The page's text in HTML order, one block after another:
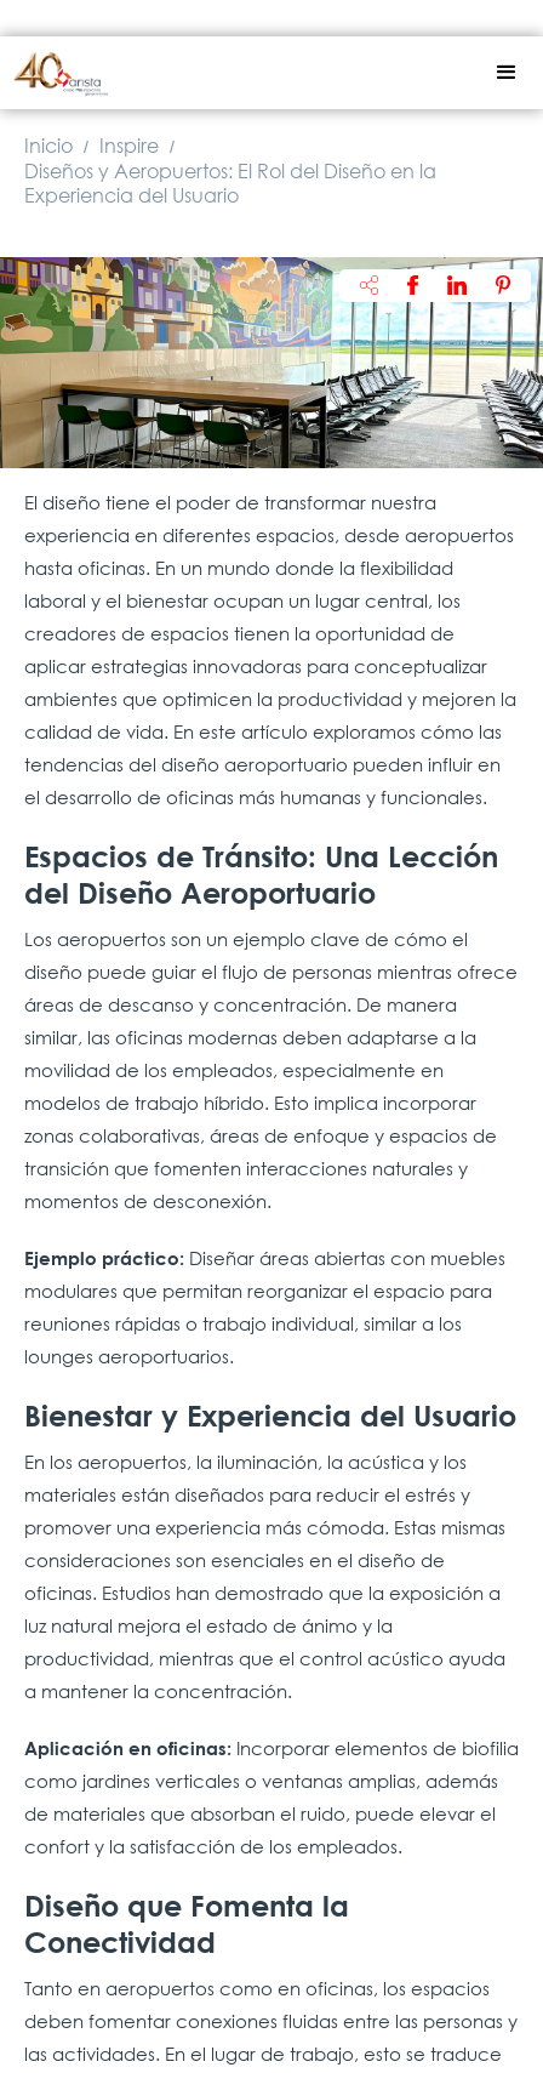
Inicio / Inspire /
Diseños y Aeropuertos: El Rol del Diseño en la
Experiencia del Usuario
El diseño tiene el poder de transformar nuestra
experiencia en diferentes espacios, desde aeropuertos
hasta oficinas. En un mundo donde la flexibilidad
laboral y el bienestar ocupan un lugar central, los
creadores de espacios tienen la oportunidad de
aplicar estrategias innovadoras para conceptualizar
ambientes que optimicen la productividad y mejoren la
calidad de vida. En este artículo exploramos cómo las
tendencias del diseño aeroportuario pueden influir en
el desarrollo de oficinas más humanas y funcionales.
Espacios de Tránsito: Una Lección
del Diseño Aeroportuario
Los aeropuertos son un ejemplo clave de cómo el
diseño puede guiar el flujo de personas mientras ofrece
áreas de descanso y concentración. De manera
similar, las oficinas modernas deben adaptarse a la
movilidad de los empleados, especialmente en
modelos de trabajo híbrido. Esto implica incorporar
zonas colaborativas, áreas de enfoque y espacios de
transición que fomenten interacciones naturales y
momentos de desconexión.
Ejemplo práctico: Diseñar áreas abiertas con muebles
modulares que permitan reorganizar el espacio para
reuniones rápidas o trabajo individual, similar a los
lounges aeroportuarios.
Bienestar y Experiencia del Usuario
En los aeropuertos, la iluminación, la acústica y los
materiales están diseñados para reducir el estrés y
promover una experiencia más cómoda. Estas mismas
consideraciones son esenciales en el diseño de
oficinas. Estudios han demostrado que la exposición a
luz natural mejora el estado de ánimo y la
productividad, mientras que el control acústico ayuda
a mantener la concentración.
Aplicación en oficinas: Incorporar elementos de biofilia
como jardines verticales o ventanas amplias, además
de materiales que absorban el ruido, puede elevar el
confort y la satisfacción de los empleados.
Diseño que Fomenta la
Conectividad
Tanto en aeropuertos como en oficinas, los espacios
deben fomentar conexiones fluidas entre las personas y
las actividades. En el lugar de trabajo, esto se traduce